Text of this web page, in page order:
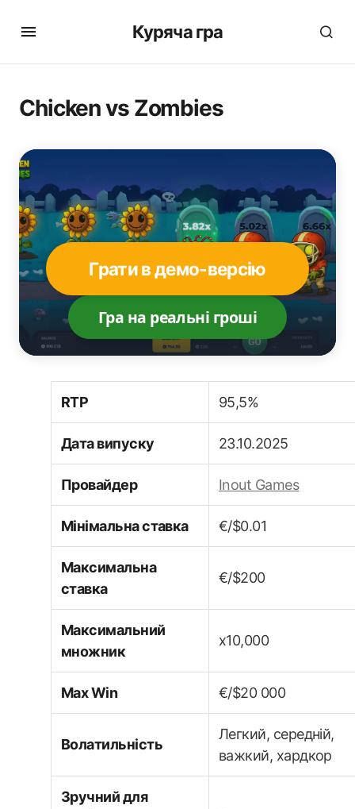
Куряча гра
Chicken vs Zombies
Грати в демо-версію
Гра на реальні гроші
RTP 95,5%
Дата випуску 23.10.2025
Провайдер Inout Games
Мінімальна ставка €/$0.01
Максимальна
ставка
€/$200
Максимальний
множник
x10,000
Max Win €/$20 000
Волатильність
Легкий, середній,
важкий, хардкор
Зручний для